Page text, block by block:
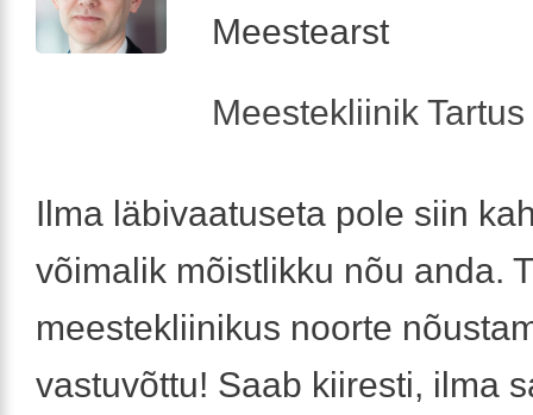
Meestearst
Meestekliinik
Ilma läbivaatuseta pole siin
võimalik mõistlikku nõu anda.
meestekliinikus noorte
vastuvõttu! Saab kiiresti, ilma